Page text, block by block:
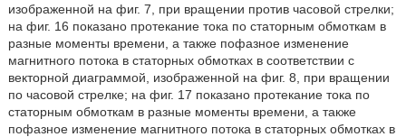
изображенной на фиг. 7, при вращении против часовой стрелки;
на фиг. 16 показано протекание тока по статорным обмоткам в
разные моменты времени, а также пофазное изменение
магнитного потока в статорных обмотках в соответствии с
векторной диаграммой, изображенной на фиг. 8, при вращении
по часовой стрелке; на фиг. 17 показано протекание тока по
статорным обмоткам в разные моменты времени, а также
пофазное изменение магнитного потока в статорных обмотках в